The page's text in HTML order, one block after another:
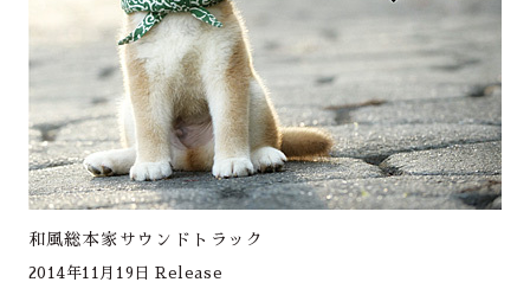
和風総本家サウンドトラック
2014年11月19日 Release